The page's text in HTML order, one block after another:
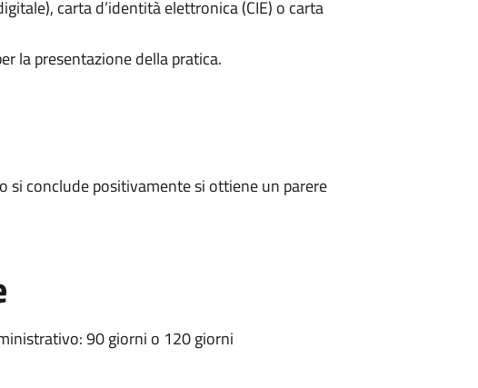
carta d’identità elettronica (CIE) o carta
la presentazione della pratica.
conclude positivamente si ottiene un parere
90 giorni o 120 giorni